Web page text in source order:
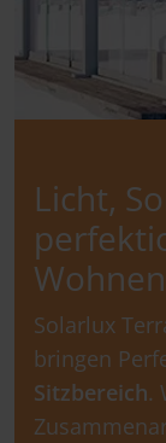
Licht,
Wohnen
Solarlux
bringen
Sitzbereich.